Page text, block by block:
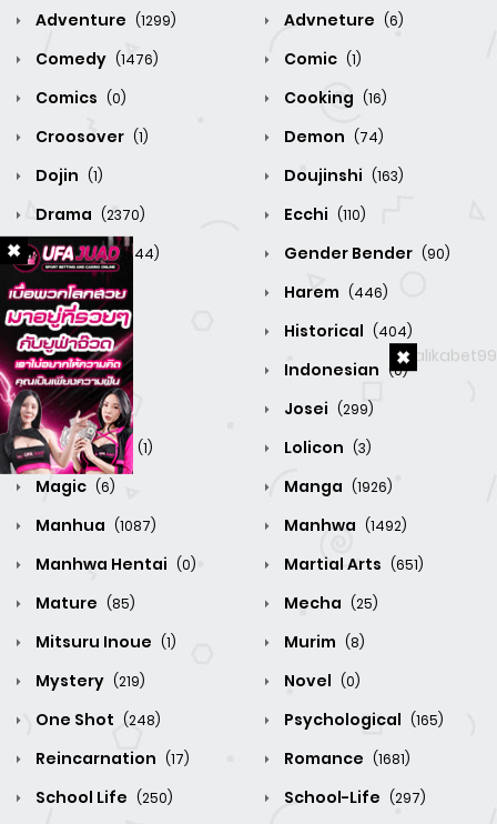
Adventure (1299) Advneture (6)
Comedy (1476) Comic (1)
Comics (0) Cooking (16)
Croosover (1) Demon (74)
Dojin (1) Doujinshi (163)
Drama (2370) Ecchi (110)
Fantasy (3344) Gender Bender (90)
Grume (0) Harem (446)
Hentai (1) Historical (404)
Horror (156) Indonesian (0)
Isekai (184) Josei (299)
Ligth Novel (1) Lolicon (3)
Magic (6) Manga (1926)
Manhua (1087) Manhwa (1492)
Manhwa Hentai (0) Martial Arts (651)
Mature (85) Mecha (25)
Mitsuru Inoue (1) Murim (8)
Mystery (219) Novel (0)
One Shot (248) Psychological (165)
Reincarnation (17) Romance (1681)
School Life (250) School-Life (297)